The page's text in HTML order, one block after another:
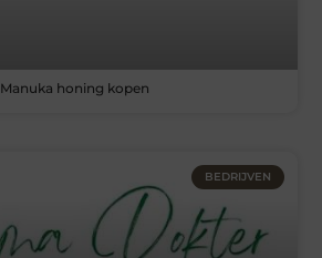
Manuka honing kopen
BEDRIJVEN